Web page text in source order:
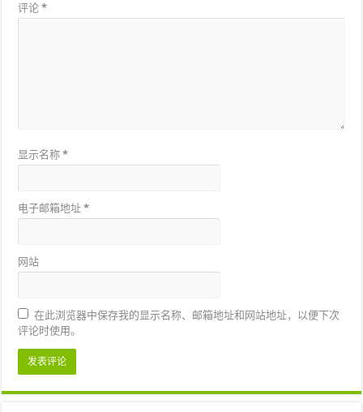
评论*
显示名称*
电子邮箱地址*
网站
在此浏览器中保存我的显示名称、邮箱地址和网站地址，以便下次
评论时使用。